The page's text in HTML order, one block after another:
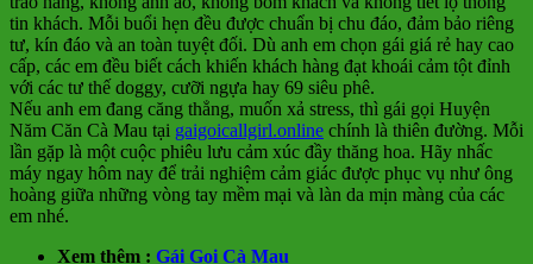
tin khách. Mỗi buổi hẹn đều được chuẩn bị chu đáo, đảm bảo riêng
tư, kín đáo và an toàn tuyệt đối. Dù anh em chọn gái giá rẻ hay cao
cấp, các em đều biết cách khiến khách hàng đạt khoái cảm tột đỉnh
với các tư thế doggy, cưỡi ngựa hay 69 siêu phê.
Nếu anh em đang căng thẳng, muốn xả stress, thì gái gọi Huyện
Năm Căn Cà Mau tại gaigoicallgirl.online chính là thiên đường. Mỗi
lần gặp là một cuộc phiêu lưu cảm xúc đầy thăng hoa. Hãy nhấc
máy ngay hôm nay để trải nghiệm cảm giác được phục vụ như ông
hoàng giữa những vòng tay mềm mại và làn da mịn màng của các
em nhé.
Xem thêm : Gái Gọi Cà Mau